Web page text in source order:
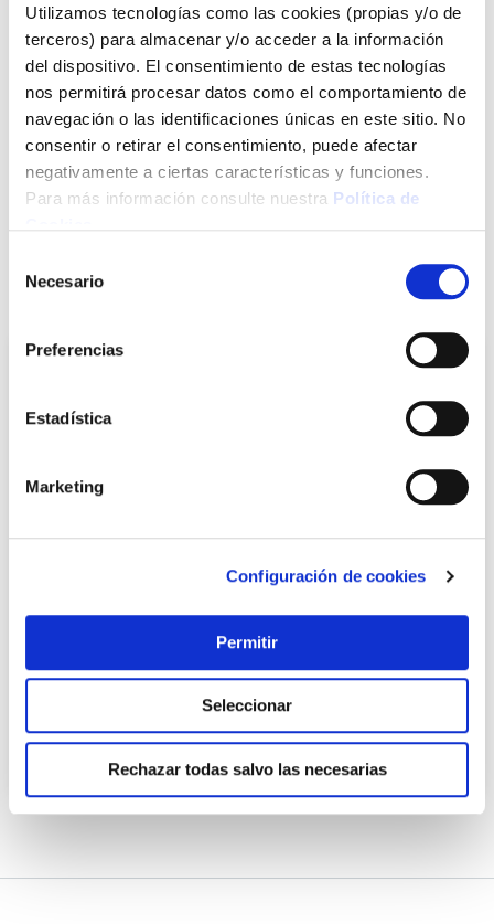
Utilizamos tecnologías como las cookies (propias y/o de
terceros) para almacenar y/o acceder a la información
del dispositivo. El consentimiento de estas tecnologías
nos permitirá procesar datos como el comportamiento de
navegación o las identificaciones únicas en este sitio. No
consentir o retirar el consentimiento, puede afectar
negativamente a ciertas características y funciones.
Para más información consulte nuestra Política de
Necesario
Preferencias
Estadística
Marketing
Configuración de cookies
Permitir
Seleccionar
Rechazar todas salvo las necesarias
Click&Collect - Recogida gratis
en nuestras tiendas
Envío a domicilio:
5 días hábiles
+ INFO
Pincel cabo lata plano nº 8 nespoli
Rulo pluma
0,56 €
Añadir al carrito